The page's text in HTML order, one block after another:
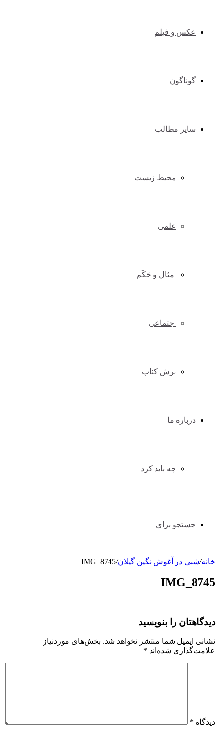
عکس و فیلم
گوناگون
سایر مطالب
محیط زیست
علمی
امثال و حَکَم
اجتماعی
برش کتاب
درباره ما
چه باید کرد
جستجو برای
خانه/شبی در آغوش نگین گیلان/
IMG_8745
IMG_8745
دیدگاهتان را بنویسید
نشانی ایمیل شما منتشر نخواهد شد. بخش‌های موردنیاز
علامت‌گذاری شده‌اند *
دیدگاه *